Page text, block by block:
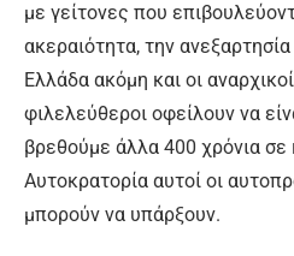
με γείτονες που
ακεραιότητα, την
Ελλάδα ακόμη και οι
φιλελεύθεροι οφείλουν να
βρεθούμε άλλα 400 χρόνια
Αυτοκρατορία αυτοί οι
μπορούν να υπάρξουν.